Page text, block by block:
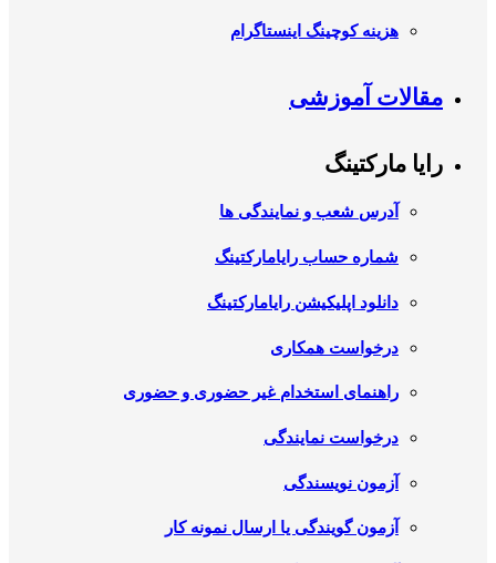
هزینه کوچینگ اینستاگرام
مقالات آموزشی
رایا مارکتینگ
آدرس شعب و نمایندگی ها
شماره حساب رایامارکتینگ
دانلود اپلیکیشن رایامارکتینگ
درخواست همکاری
راهنمای استخدام غیر حضوری و حضوری
درخواست نمایندگی
آزمون نویسندگی
آزمون گویندگی یا ارسال نمونه کار